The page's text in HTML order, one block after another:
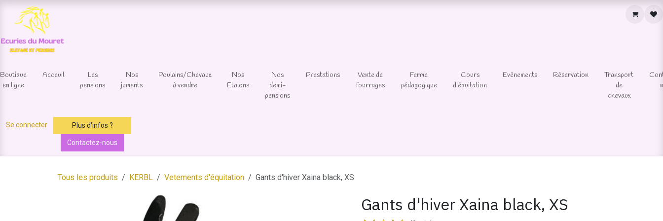
Se rendre au contenu
Boutique
en ligne
Acceuil
Les
pensions
Nos
juments
Poulains/Chevaux
à vendre
Nos
Etalons
Nos
demi-
pensions
Prestations
Vente de
fourrages
Ferme
pédagogique
Cours
d'équitation
Evènements Réservation
Transport
de
chevaux
Se connecter Plus d'infos ?
Contactez-nous
Tous les produits KERBL Vetements d'équitation Gants d'hiver Xaina black, XS
Gants d'hiver Xaina black, XS